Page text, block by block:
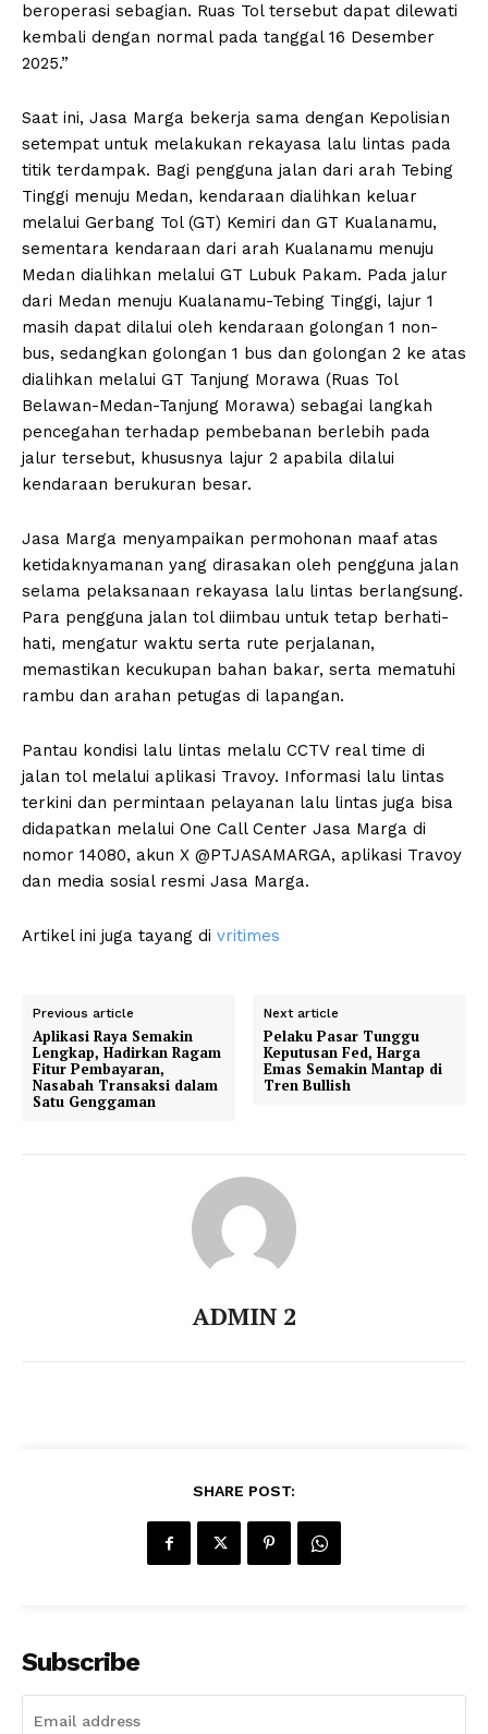
beroperasi sebagian. Ruas Tol tersebut dapat dilewati
kembali dengan normal pada tanggal 16 Desember
2025.”
Saat ini, Jasa Marga bekerja sama dengan Kepolisian
setempat untuk melakukan rekayasa lalu lintas pada
titik terdampak. Bagi pengguna jalan dari arah Tebing
Tinggi menuju Medan, kendaraan dialihkan keluar
melalui Gerbang Tol (GT) Kemiri dan GT Kualanamu,
sementara kendaraan dari arah Kualanamu menuju
Medan dialihkan melalui GT Lubuk Pakam. Pada jalur
dari Medan menuju Kualanamu-Tebing Tinggi, lajur 1
masih dapat dilalui oleh kendaraan golongan 1 non-
bus, sedangkan golongan 1 bus dan golongan 2 ke atas
dialihkan melalui GT Tanjung Morawa (Ruas Tol
Belawan-Medan-Tanjung Morawa) sebagai langkah
pencegahan terhadap pembebanan berlebih pada
jalur tersebut, khususnya lajur 2 apabila dilalui
kendaraan berukuran besar.
Jasa Marga menyampaikan permohonan maaf atas
ketidaknyamanan yang dirasakan oleh pengguna jalan
selama pelaksanaan rekayasa lalu lintas berlangsung.
Para pengguna jalan tol diimbau untuk tetap berhati-
hati, mengatur waktu serta rute perjalanan,
memastikan kecukupan bahan bakar, serta mematuhi
rambu dan arahan petugas di lapangan.
Pantau kondisi lalu lintas melalu CCTV real time di
jalan tol melalui aplikasi Travoy. Informasi lalu lintas
terkini dan permintaan pelayanan lalu lintas juga bisa
didapatkan melalui One Call Center Jasa Marga di
nomor 14080, akun X @PTJASAMARGA, aplikasi Travoy
dan media sosial resmi Jasa Marga.
Artikel ini juga tayang di vritimes
Previous article
Aplikasi Raya Semakin
Lengkap, Hadirkan Ragam
Fitur Pembayaran,
Nasabah Transaksi dalam
Satu Genggaman
Next article
Pelaku Pasar Tunggu
Keputusan Fed, Harga
Emas Semakin Mantap di
Tren Bullish
ADMIN 2
SHARE POST:
Subscribe